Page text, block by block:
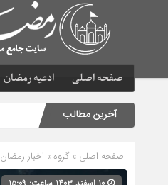
صفحه اصلی ادعیه رمضان
آخرین مطالب
صفحه اصلی » گروه » اخبار رمضان